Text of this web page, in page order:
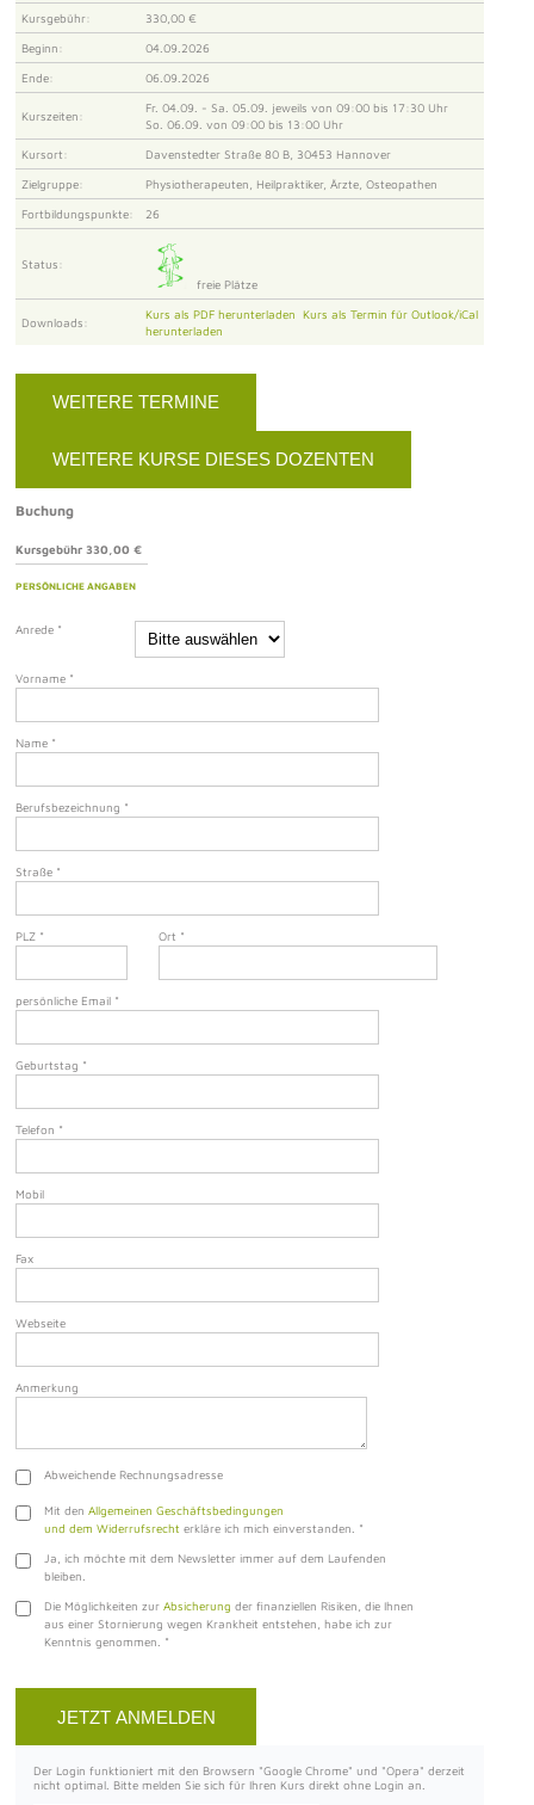
Kursgebühr: 330,00 €
Beginn: 04.09.2026
Ende: 06.09.2026
Kurszeiten:
Fr. 04.09. - Sa. 05.09. jeweils von 09:00 bis 17:30 Uhr
So. 06.09. von 09:00 bis 13:00 Uhr
Kursort: Davenstedter Straße 80 B, 30453 Hannover
Zielgruppe: Physiotherapeuten, Heilpraktiker, Ärzte, Osteopathen
Fortbildungspunkte: 26
Status:
freie Plätze
Downloads:
Kurs als PDF herunterladen Kurs als Termin für Outlook/iCal
herunterladen
WEITERE TERMINE
WEITERE KURSE DIESES DOZENTEN
Buchung
Kursgebühr 330,00 €
PERSÖNLICHE ANGABEN
Anrede *
Vorname *
Name *
Berufsbezeichnung *
Straße *
PLZ * Ort *
persönliche Email *
Geburtstag *
Telefon *
Mobil
Fax
Webseite
Anmerkung
Abweichende Rechnungsadresse
Mit den Allgemeinen Geschäftsbedingungen
und dem Widerrufsrecht erkläre ich mich einverstanden. *
Ja, ich möchte mit dem Newsletter immer auf dem Laufenden
bleiben.
Die Möglichkeiten zur Absicherung der finanziellen Risiken, die Ihnen
aus einer Stornierung wegen Krankheit entstehen, habe ich zur
Kenntnis genommen. *
Der Login funktioniert mit den Browsern "Google Chrome" und "Opera" derzeit
nicht optimal. Bitte melden Sie sich für Ihren Kurs direkt ohne Login an.